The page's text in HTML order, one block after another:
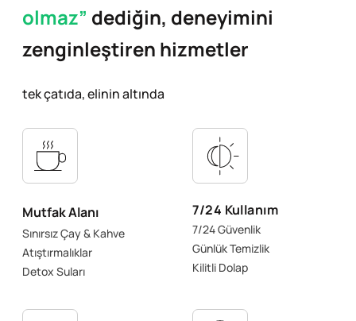
olmaz” dediğin, deneyimini
zenginleştiren hizmetler
tek çatıda, elinin altında
Mutfak Alanı
Sınırsız Çay & Kahve
Atıştırmalıklar
Detox Suları
7/24 Kullanım
7/24 Güvenlik
Günlük Temizlik
Kilitli Dolap